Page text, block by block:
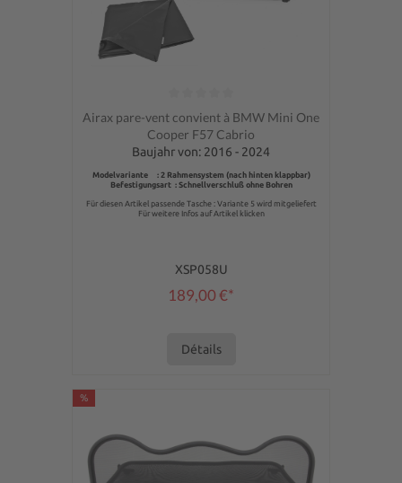
Note moyenne de 0 sur 5 étoiles
Airax pare-vent convient à BMW Mini One
Cooper F57 Cabrio
Baujahr von: 2016 - 2024
Modelvariante : 2 Rahmensystem (nach hinten klappbar)
Befestigungsart : Schnellverschluß ohne Bohren
Für diesen Artikel passende Tasche : Variante 5 wird mitgeliefert
Für weitere Infos auf Artikel klicken
XSP058U
189,00 €*
Détails
%